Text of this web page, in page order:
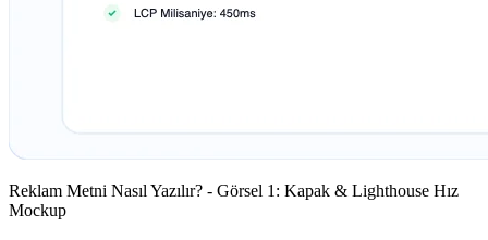
Reklam Metni Nasıl Yazılır? - Görsel 1: Kapak & Lighthouse Hız
Mockup